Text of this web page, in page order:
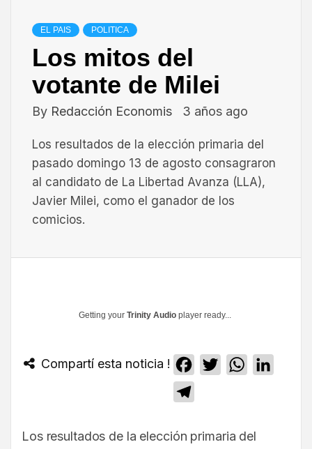
EL PAIS POLITICA
Los mitos del
votante de Milei
By Redacción Economis 3 años ago
Los resultados de la elección primaria del
pasado domingo 13 de agosto consagraron
al candidato de La Libertad Avanza (LLA),
Javier Milei, como el ganador de los
comicios.
Getting your Trinity Audio player ready...
Compartí esta noticia ! Facebook
TwitterWhatsApp
Los resultados de la elección primaria del